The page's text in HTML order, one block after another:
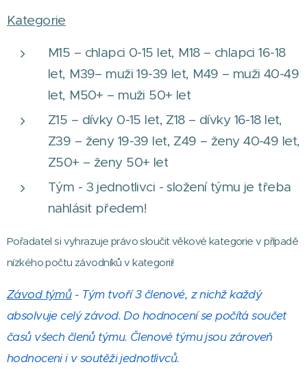
Kategorie
M15 – chlapci 0-15 let, M18 – chlapci 16-18
let, M39– muži 19-39 let, M49 – muži 40-49
let, M50+ – muži 50+ let
Z15 – dívky 0-15 let, Z18 – dívky 16-18 let,
Z39 – ženy 19-39 let, Z49 – ženy 40-49 let,
Z50+ – ženy 50+ let
Tým - 3 jednotlivci - složení týmu je třeba
nahlásit předem!
Pořadatel si vyhrazuje právo sloučit věkové kategorie v případě
nízkého počtu závodníků v kategorii!
Závod týmů- Tým tvoří 3 členové, z nichž každý
absolvuje celý závod. Do hodnocení se počítá součet
časů všech členů týmu. Členové týmu jsou zároveň
hodnoceni i v soutěži jednotlivců.